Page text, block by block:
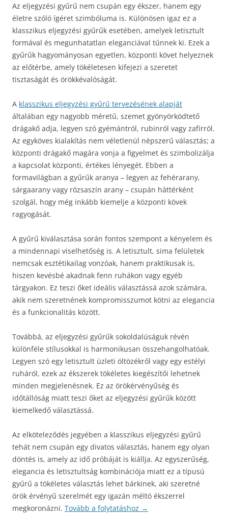
Az eljegyzési gyűrű nem csupán egy ékszer, hanem egy
életre szóló ígéret szimbóluma is. Különösen igaz ez a
klasszikus eljegyzési gyűrűk esetében, amelyek letisztult
formával és megunhatatlan eleganciával tűnnek ki. Ezek a
gyűrűk hagyományosan egyetlen, központi követ helyeznek
az előtérbe, amely tökéletesen kifejezi a szeretet
tisztaságát és örökkévalóságát.
A klasszikus eljegyzési gyűrű tervezésének alapját
általában egy nagyobb méretű, szemet gyönyörködtető
drágakő adja, legyen szó gyémántról, rubinról vagy zafírról.
Az egyköves kialakítás nem véletlenül népszerű választás; a
központi drágakő magára vonja a figyelmet és szimbolizálja
a kapcsolat központi, értékes lényegét. Ebben a
formavilágban a gyűrűk aranya – legyen az fehérarany,
sárgaarany vagy rózsaszín arany – csupán háttérként
szolgál, hogy még inkább kiemelje a központi kövek
ragyogását.
A gyűrű kiválasztása során fontos szempont a kényelem és
a mindennapi viselhetőség is. A letisztult, sima felületek
nemcsak esztétikailag vonzóak, hanem praktikusak is,
hiszen kevésbé akadnak fenn ruhákon vagy egyéb
tárgyakon. Ez teszi őket ideális választássá azok számára,
akik nem szeretnének kompromisszumot kötni az elegancia
és a funkcionalitás között.
Továbbá, az eljegyzési gyűrűk sokoldalúságuk révén
különféle stílusokkal is harmonikusan összehangolhatóak.
Legyen szó egy letisztult üzleti öltözékről vagy egy estélyi
ruháról, ezek az ékszerek tökéletes kiegészítői lehetnek
minden megjelenésnek. Ez az örökérvényűség és
időtállóság miatt teszi őket az eljegyzési gyűrűk között
kiemelkedő választássá.
Az elköteleződés jegyében a klasszikus eljegyzési gyűrű
tehát nem csupán egy divatos választás, hanem egy olyan
döntés is, amely az idő próbáját is kiállja. Az egyszerűség,
elegancia és letisztultság kombinációja miatt ez a típusú
gyűrű a tökéletes választás lehet bárkinek, aki szeretné
örök érvényű szerelmét egy igazán méltó ékszerrel
megkoronázni. Tovább a folytatáshoz →